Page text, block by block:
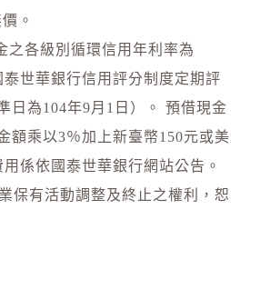
。
之各級別循環信用年利率為
泰世華銀行信用評分制度定期評
日為104年9月1日）。 預借現金
額乘以3％加上新臺幣150元或美
係依國泰世華銀行網站公告。
保有活動調整及終止之權利，恕